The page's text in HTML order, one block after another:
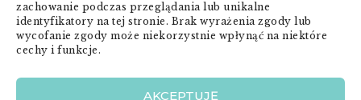
zachowanie podczas przeglądania lub unikalne
identyfikatory na tej stronie. Brak wyrażenia zgody lub
wycofanie zgody może niekorzystnie wpłynąć na niektóre
cechy i funkcje.
AKCEPTUJĘ
Menu:
Strona główna
Anna Neneman – ZnanyLekarz.pl